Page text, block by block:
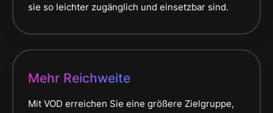
sie so leichter zugänglich und einsetzbar sind.
Mehr Reichweite
Mit VOD erreichen Sie eine größere Zielgruppe,